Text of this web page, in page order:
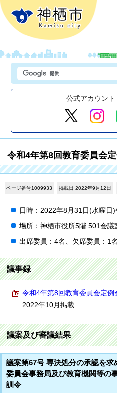
公式アカウン
令和4年第8回教育委員会
ページ番号1009933 掲載日 2022年9月12日
日時：2022年8月31日(水曜日
場所：神栖市役所5階 501会議
出席委員：4名、欠席委員：1名
議事録
令和4年第8回教育委員会定例
2022年10月掲載
議案及び審議結果
議案第67号 専決処分の承認を
委員会事務局及び教育機関等の
訓令